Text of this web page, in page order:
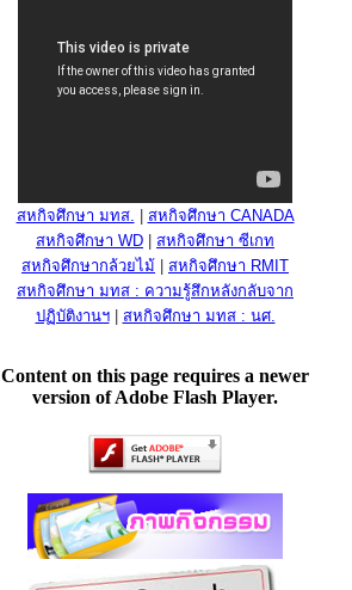
สหกิจศึกษา มทส.
สหกิจศึกษา CANADA
สหกิจศึกษา WD
สหกิจศึกษา ซีเกท
สหกิจศึกษากล้วยไม้
สหกิจศึกษา RMIT
สหกิจศึกษา มทส : ความรู้สึกหลังกลับจาก
ปฏิบัติงานฯ| สหกิจศึกษา มทส : นศ.
Content on this page requires a newer
version of Adobe Flash Player.